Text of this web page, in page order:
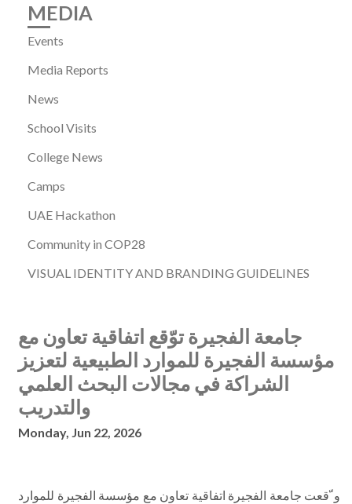
MEDIA
Events
Media Reports
News
School Visits
College News
Camps
UAE Hackathon
Community in COP28
VISUAL IDENTITY AND BRANDING GUIDELINES
جامعة الفجيرة توّقع اتفاقية تعاون مع
مؤسسة الفجيرة للموارد الطبيعية لتعزيز
الشراكة في مجالات البحث العلمي
والتدريب
Monday, Jun 22, 2026
و ّقعت جامعة الفجيرة اتفاقية تعاون مع مؤسسة الفجيرة للموارد